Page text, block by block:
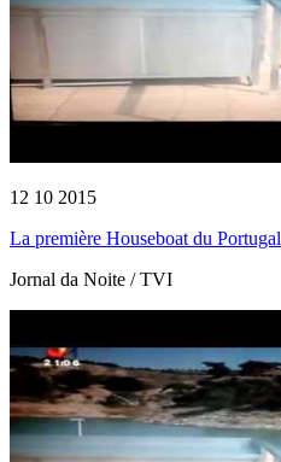
12 10 2015
La première Houseboat du Portugal
Jornal da Noite / TVI